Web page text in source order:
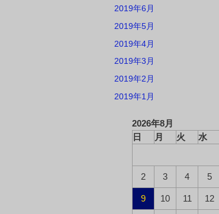
2019年6月
2019年5月
2019年4月
2019年3月
2019年2月
2019年1月
2026年8月
日
月 火 水
2 3 4 5
9 10 11 12